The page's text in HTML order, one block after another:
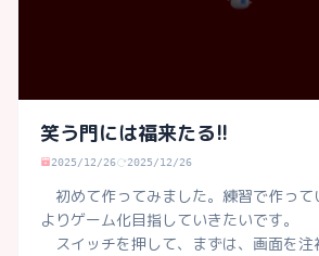
笑う門には福来たる!!
2025/12/26 2025/12/26
初めて作ってみました。練習で作って
よりゲーム化目指していきたいです。
スイッチを押して、まずは、画面を注